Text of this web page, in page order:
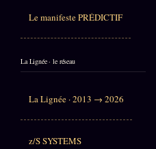
Le manifeste PRÉDICTIF
La Lignée · le réseau
La Lignée · 2013 → 2026
z/S SYSTEMS